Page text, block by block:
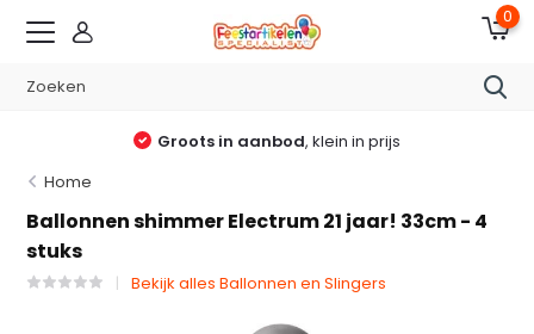
0
Groots in aanbod, klein in prijs
Home
Ballonnen shimmer Electrum 21 jaar! 33cm - 4
stuks
Bekijk alles Ballonnen en Slingers